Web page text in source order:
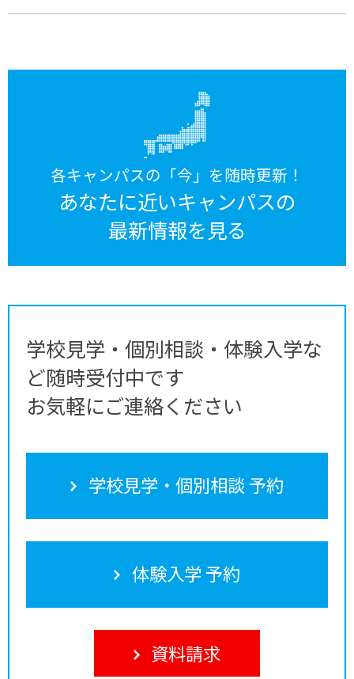
各キャンパスの「今」を随時更新！
あなたに近いキャンパスの
最新情報を見る
学校見学・個別相談・体験入学な
ど随時受付中です
お気軽にご連絡ください
学校見学・個別相談 予約
体験入学 予約
資料請求